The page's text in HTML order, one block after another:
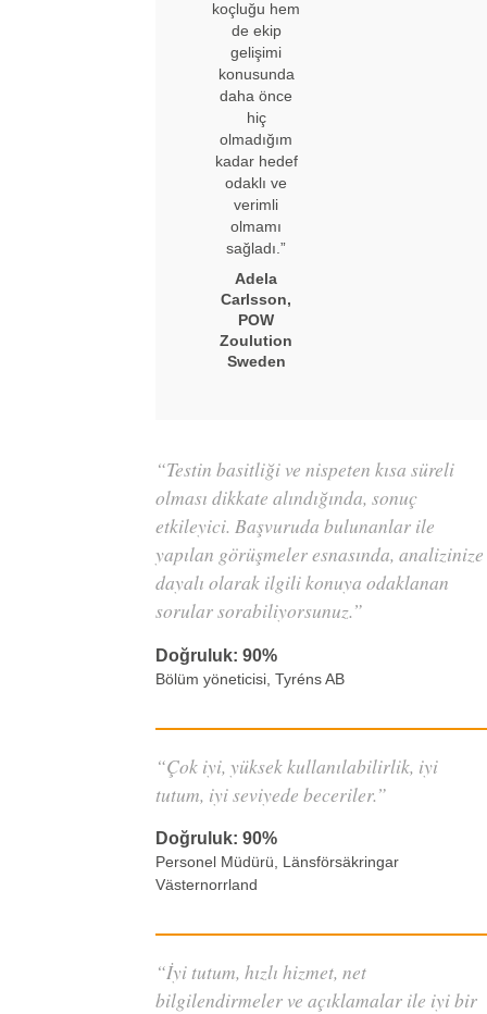
koçluğu hem
de ekip
gelişimi
konusunda
daha önce
hiç
olmadığım
kadar hedef
odaklı ve
verimli
olmamı
sağladı.”
Adela
Carlsson,
POW
Zoulution
Sweden
“Testin basitliği ve nispeten kısa süreli
olması dikkate alındığında, sonuç
etkileyici. Başvuruda bulunanlar ile
yapılan görüşmeler esnasında, analizinize
dayalı olarak ilgili konuya odaklanan
sorular sorabiliyorsunuz.”
Doğruluk: 90%
Bölüm yöneticisi, Tyréns AB
“Çok iyi, yüksek kullanılabilirlik, iyi
tutum, iyi seviyede beceriler.”
Doğruluk: 90%
Personel Müdürü, Länsförsäkringar
Västernorrland
“İyi tutum, hızlı hizmet, net
bilgilendirmeler ve açıklamalar ile iyi bir